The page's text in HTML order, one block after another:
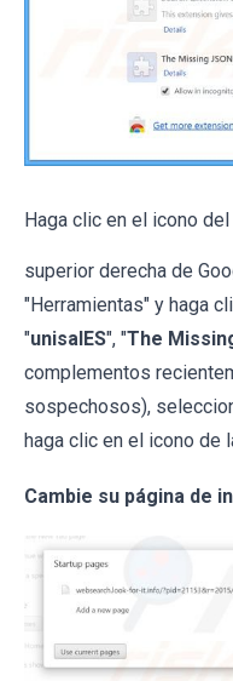
Haga clic en el icono
superior derecha de
"Herramientas" y haga
"unisalES", "The
complementos
sospechosos),
haga clic en el icono de
Cambie su página de